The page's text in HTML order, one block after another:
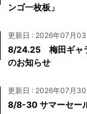
資料請求
工務店様
一枚板買い
ンゴ一枚板」
更新日 : 2026年07月03
8/24.25 梅田ギャ
のお知らせ
更新日 : 2026年07月30
8/8-30 サマーセー